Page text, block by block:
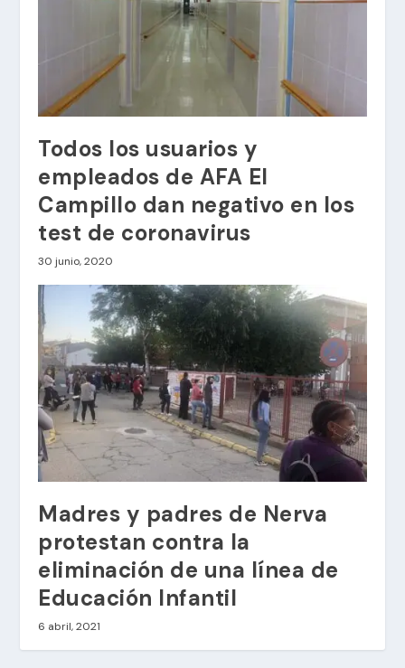
Todos los usuarios y
empleados de AFA El
Campillo dan negativo en los
test de coronavirus
30 junio, 2020
Madres y padres de Nerva
protestan contra la
eliminación de una línea de
Educación Infantil
6 abril, 2021